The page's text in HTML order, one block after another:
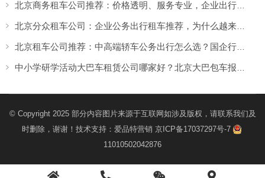
北京商务租车公司推荐：价格透明、服务专业，企业出行如何选更省心？
北京分众租车公司：企业公务出行租车推荐，为什么越来越多人首选正规北京租车公司？
北京租车公司推荐：中高端轿车公务出行怎么选？国企行政更看重正规与稳定
中小学研学活动大巴车租赁公司哪家好？北京大巴包车报价参考及高性价比选择指南
© Copyright 2025 部分内容图片来源于互联网如涉及版权，请联系我们及
时删除，谢谢！技术支持： 爱品特营销 京ICP备17037297号-7
11010502042876